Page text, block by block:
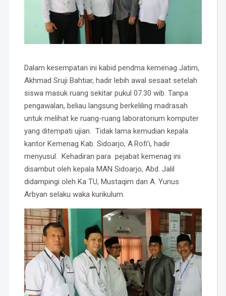
Dalam kesempatan ini kabid pendma kemenag Jatim,
Akhmad Sruji Bahtiar, hadir lebih awal sesaat setelah
siswa masuk ruang sekitar pukul 07.30 wib. Tanpa
pengawalan, beliau langsung berkeliling madrasah
untuk melihat ke ruang-ruang laboratorium komputer
yang ditempati ujian. Tidak lama kemudian kepala
kantor Kemenag Kab. Sidoarjo, A.Rofi’i, hadir
menyusul. Kehadiran para pejabat kemenag ini
disambut oleh kepala MAN Sidoarjo, Abd. Jalil
didampingi oleh Ka TU, Mustaqim dan A. Yunus
Arbyan selaku waka kurikulum.